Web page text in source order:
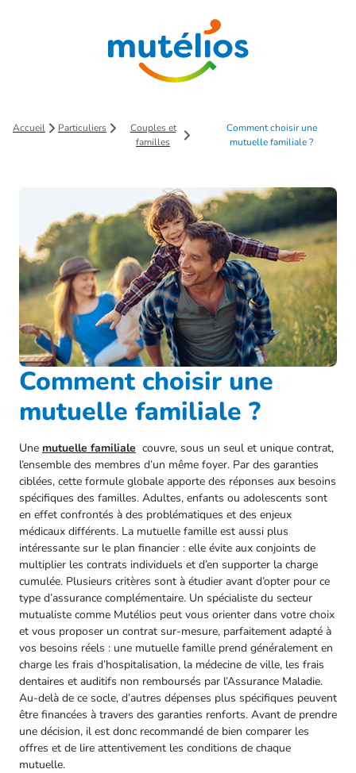
Accueil Particuliers
Couples et
familles
Comment choisir une
mutuelle familiale ?
Comment choisir une
mutuelle familiale ?
Une mutuelle familiale couvre, sous un seul et unique contrat,
l’ensemble des membres d’un même foyer. Par des garanties
ciblées, cette formule globale apporte des réponses aux besoins
spécifiques des familles. Adultes, enfants ou adolescents sont
en effet confrontés à des problématiques et des enjeux
médicaux différents. La mutuelle famille est aussi plus
intéressante sur le plan financier : elle évite aux conjoints de
multiplier les contrats individuels et d’en supporter la charge
cumulée. Plusieurs critères sont à étudier avant d’opter pour ce
type d’assurance complémentaire. Un spécialiste du secteur
mutualiste comme Mutélios peut vous orienter dans votre choix
et vous proposer un contrat sur-mesure, parfaitement adapté à
vos besoins réels : une mutuelle famille prend généralement en
charge les frais d’hospitalisation, la médecine de ville, les frais
dentaires et auditifs non remboursés par l’Assurance Maladie.
Au-delà de ce socle, d’autres dépenses plus spécifiques peuvent
être financées à travers des garanties renforts. Avant de prendre
une décision, il est donc recommandé de bien comparer les
offres et de lire attentivement les conditions de chaque
mutuelle.